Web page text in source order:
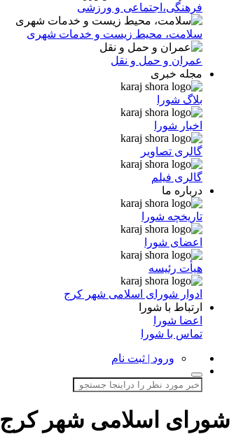
فرهنگی،اجتماعی و ورزشی
سلامت، محیط زیست و خدمات شهری
عمران و حمل و نقل
مجله خبری
بلاگ شورا
اخبار شورا
گالری تصاویر
گالری فیلم
درباره ما
تاریخچه شورا
اعضای شورا
هیأت رئیسه
ادوار شورای اسلامی شهر کرج
ارتباط با شورا
اعضا شورا
تماس با شورا
ورود | ثبت نام
شورای اسلامی شهر کرج